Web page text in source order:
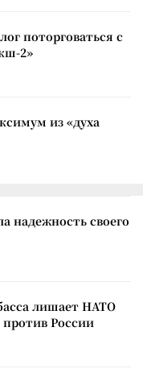
поторговаться с
2»
из «духа
надежность своего
лишает НАТО
России